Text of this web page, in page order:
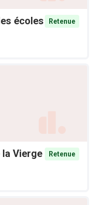
écoles
Retenue
Vierge
Retenue